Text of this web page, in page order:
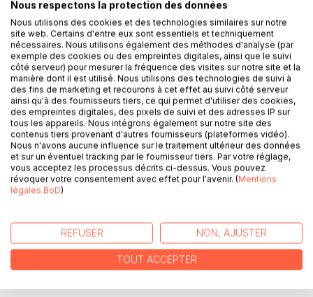
DESCRIPTION
'Le Recueil d'Esquisses Colorées'
est un ouvrage qui contient 63
Dessins couleur et 7 Textes
Poétiques célébrant la féerie de la
vie humaine dans ses différentes
dimensions. Evocation radicale du
Temps Originel et de la lumière de
l'Âme, le lecteur y trouvera un point
de vue rafraichissant sur l'Art de
vivre et le plaisir d'exister par
Terre, et la conquête de la Sagesse
qu'elles recèlent en elles.
'Le Recueil d'Esquisses Colorées' ou
Nous respectons la protection des données
Nous utilisons des cookies et des technologies similaires sur notre
site web. Certains d'entre eux sont essentiels et techniquement
nécessaires. Nous utilisons également des méthodes d'analyse (par
exemple des cookies ou des empreintes digitales, ainsi que le suivi
côté serveur) pour mesurer la fréquence des visites sur notre site et la
manière dont il est utilisé. Nous utilisons des technologies de suivi à
des fins de marketing et recourons à cet effet au suivi côté serveur
ainsi qu'à des fournisseurs tiers, ce qui permet d'utiliser des cookies,
des empreintes digitales, des pixels de suivi et des adresses IP sur
tous les appareils. Nous intégrons également sur notre site des
contenus tiers provenant d'autres fournisseurs (plateformes vidéo).
Nous n'avons aucune influence sur le traitement ultérieur des données
et sur un éventuel tracking par le fournisseur tiers. Par votre réglage,
vous acceptez les processus décrits ci-dessus. Vous pouvez
révoquer votre consentement avec effet pour l'avenir. (Mentions
légales BoD)
REFUSER NON, AJUSTER
TOUT ACCEPTER